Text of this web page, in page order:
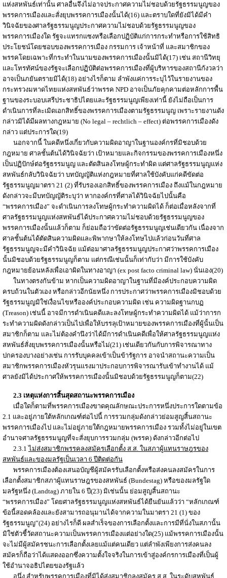
แห่งสหพันธ์เท่านั้น ศาลอื่นจึงไม่อาจประกาศความไม่ชอบด้วยรัฐธรรมนูญของ
พรรคการเมืองและสั่งยุบพรรคการเมืองนั้นได้(16) และตราบใดที่ยังมิได้มีคำ
วินิจฉัยของศาลรัฐธรรมนูญประกาศความไม่ชอบด้วยรัฐธรรมนูญของ
พรรคการเมืองใด รัฐจะแทรกแซงหรือเลือกปฏิบัติแก่การกระทำหรือการใช้สิทธิ
ประโยชน์โดยชอบของพรรคการเมือง กรรมการ เจ้าหน้าที่ และสมาชิกของ
พรรคโดยเฉพาะที่กระทำในนามของพรรคการเมืองนั้นมิได้(17) เช่น สถานีวิทยุ
และโทรทัศน์ของรัฐจะเลือกปฏิบัติต่อพรรคการเมืองที่ผู้บริหารของสถานีกังวลว่า
อาจเป็นภยันตรายมิได้(18) อย่างไรก็ตาม ลำพังแค่การระบุไว้ในรายงานของ
กระทรวงมหาดไทยแห่งสหพันธ์ว่าพรรค NPD อาจเป็นภัยคุกคามต่อหลักการพื้น
ฐานของระบอบเสรีประชาธิปไตยและรัฐธรรมนูญเพียงเท่านี้ ยังไม่ถือเป็นการ
ดำเนินการที่ละเมิดเอกสิทธิ์ของพรรคการเมืองตามรัฐธรรมนูญ เพราะรายงานดัง
กล่าวมิได้มีผลทางกฎหมาย (No legal – rechtlich – effect) ต่อพรรคการเมืองดัง
กล่าว แต่ประการใด(19)
นอกจากนี้ ในคดีหนึ่งเกี่ยวกับความผิดอาญาในฐานองค์กรที่มิชอบด้วย
กฎหมาย ศาลชั้นต้นได้วินิจฉัยว่า เป้าหมายและกิจกรรมของพรรคการเมืองหนึ่ง
เป็นปฏิปักษ์ต่อรัฐธรรมนูญ และตัดสินลงโทษผู้กระทำผิด แต่ศาลรัฐธรรมนูญแห่ง
สหพันธ์กลับวินิจฉัยว่า บทบัญญัติแห่งกฎหมายที่ศาลใช้บังคับแก่คดีขัดต่อ
รัฐธรรมนูญมาตรา 21 (2) ที่รับรองเอกสิทธิ์ของพรรคการเมือง ถึงแม้ในกฎหมาย
ดังกล่าวจะมีบทบัญญัติระบุว่า หากองค์กรที่ศาลได้วินิจฉัยไปนั้นคือ
“พรรคการเมือง” จะดำเนินการลงโทษผู้กระทำความผิดได้ ก็ต่อเมื่อหลังจากที่
ศาลรัฐธรรมนูญแห่งสหพันธ์ได้ประกาศความไม่ชอบด้วยรัฐธรรมนูญของ
พรรคการเมืองนั้นแล้วก็ตาม ก็ย่อมถือว่าขัดต่อรัฐธรรมนูญเช่นเดียวกัน เนื่องจาก
ศาลชั้นต้นได้ตัดสินความผิดและพิพากษาให้ลงโทษไปแล้วก่อนวันที่ศาล
รัฐธรรมนูญจะมีคำวินิจฉัย แม้ต่อมาศาลรัฐธรรมนูญประกาศว่าพรรคการเมือง
นั้นมิชอบด้วยรัฐธรรมนูญก็ตาม แต่กรณีเช่นนั้นก็เท่ากับว่า มีการใช้บังคับ
กฎหมายย้อนหลังเพื่อเอาผิดในทางอาญา (ex post facto criminal law) นั่นเอง(20)
ในทางตรงกันข้าม หากเป็นความผิดอาญาในฐานที่มีองค์ประกอบความผิด
ครบถ้วนในตัวเอง หรือกล่าวอีกนัยหนึ่ง การประกาศว่าพรรคการเมืองมิชอบด้วย
รัฐธรรมนูญมิใช่เงื่อนไขหรือองค์ประกอบความผิด เช่น ความผิดฐานกบฏ
(Treason) เช่นนี้ อาจมีการดำเนินคดีและลงโทษผู้กระทำความผิดได้ แม้ว่าการก
ระทำความผิดดังกล่าวเป็นไปเพื่อให้บรรลุเป้าหมายของพรรคการเมืองที่ผู้นั้นเป็น
สมาชิกก็ตาม และไม่ต้องคำนึงว่าได้มีการดำเนินคดีเพื่อให้ศาลรัฐธรรมนูญแห่ง
สหพันธ์สั่งยุบพรรคการเมืองนั้นหรือไม่(21) เช่นเดียวกันกับการพิจารณาทาง
ปกครองบางอย่างเช่น การรับบุคคลเข้าเป็นข้ารัฐการ อาจนำสถานะความเป็น
สมาชิกพรรคการเมืองหัวรุนแรงมาประกอบการพิจารณารับเข้าทำงานได้ แม้
ศาลยังมิได้ประกาศให้พรรคการเมืองนั้นมิชอบด้วยรัฐธรรมนูญก็ตาม(22)
2.3 เหตุแห่งการสิ้นสุดสถานะพรรคการเมือง
เมื่อใดก็ตามที่พรรคการเมืองขาดคุณลักษณะประการหนึ่งประการใดตามข้อ
2.1 และอยู่ภายใต้หลักเกณฑ์ต่อไปนี้ การรวมกลุ่มดังกล่าวย่อมสูญสิ้นสถานะ
พรรคการเมืองไป และไม่อยู่ภายใต้กฎหมายพรรคการเมือง รวมทั้งไม่อยู่ในเขต
อำนาจศาลรัฐธรรมนูญที่จะสั่งยุบการรวมกลุ่ม (พรรค) ดังกล่าวอีกต่อไป
2.3.1ไม่ส่งสมาชิกพรรคลงสมัครเลือกตั้ง ส.ส. ในสภาผู้แทนราษฎรของ
สหพันธ์และของมลรัฐเป็นเวลา 6 ปีติดต่อกัน
พรรคการเมืองต้องเสนอบัญชีผู้สมัครรับเลือกตั้งหรือส่งคนลงสมัครในการ
เลือกตั้งสมาชิกสภาผู้แทนราษฎรของสหพันธ์ (Bundestag) หรือของมลรัฐใด
มลรัฐหนึ่ง (Landtag) ภายใน 6 ปี(23) มิเช่นนั้น ย่อมสูญสิ้นสถานะ
“พรรคการเมือง” โดยศาลรัฐธรรมนูญแห่งสหพันธ์ได้ยืนยันแล้วว่า “หลักเกณฑ์
ข้อนี้สอดคล้องและยังสามารถอนุมานได้จากความในมาตรา 21 (1) ของ
รัฐธรรมนูญ”(24) อย่างไรก็ดี ผลสำเร็จของการเลือกตั้งและการมีที่นั่งในสภานั้น
มิใช่ตัวชี้วัดสถานะความเป็นพรรคการเมืองแต่อย่างใด(25) แม้พรรคการเมืองนั้น
จะไม่มีผู้สมัครชนะการเลือกตั้งเลยแม้แต่คนเดียว แต่ลำพังเพียงการส่งคนลง
สมัครก็ถือว่าได้แสดงออกซึ่งความตั้งใจจริงในการเข้าสู่องค์กรการเมืองที่เป็นผู้
ใช้อำนาจอธิปไตยของรัฐแล้ว
อนึ่ง สำหรับพรรคการเมืองที่มิได้ส่งสมาชิกลงสมัคร ส.ส. ในระดับสหพันธ์